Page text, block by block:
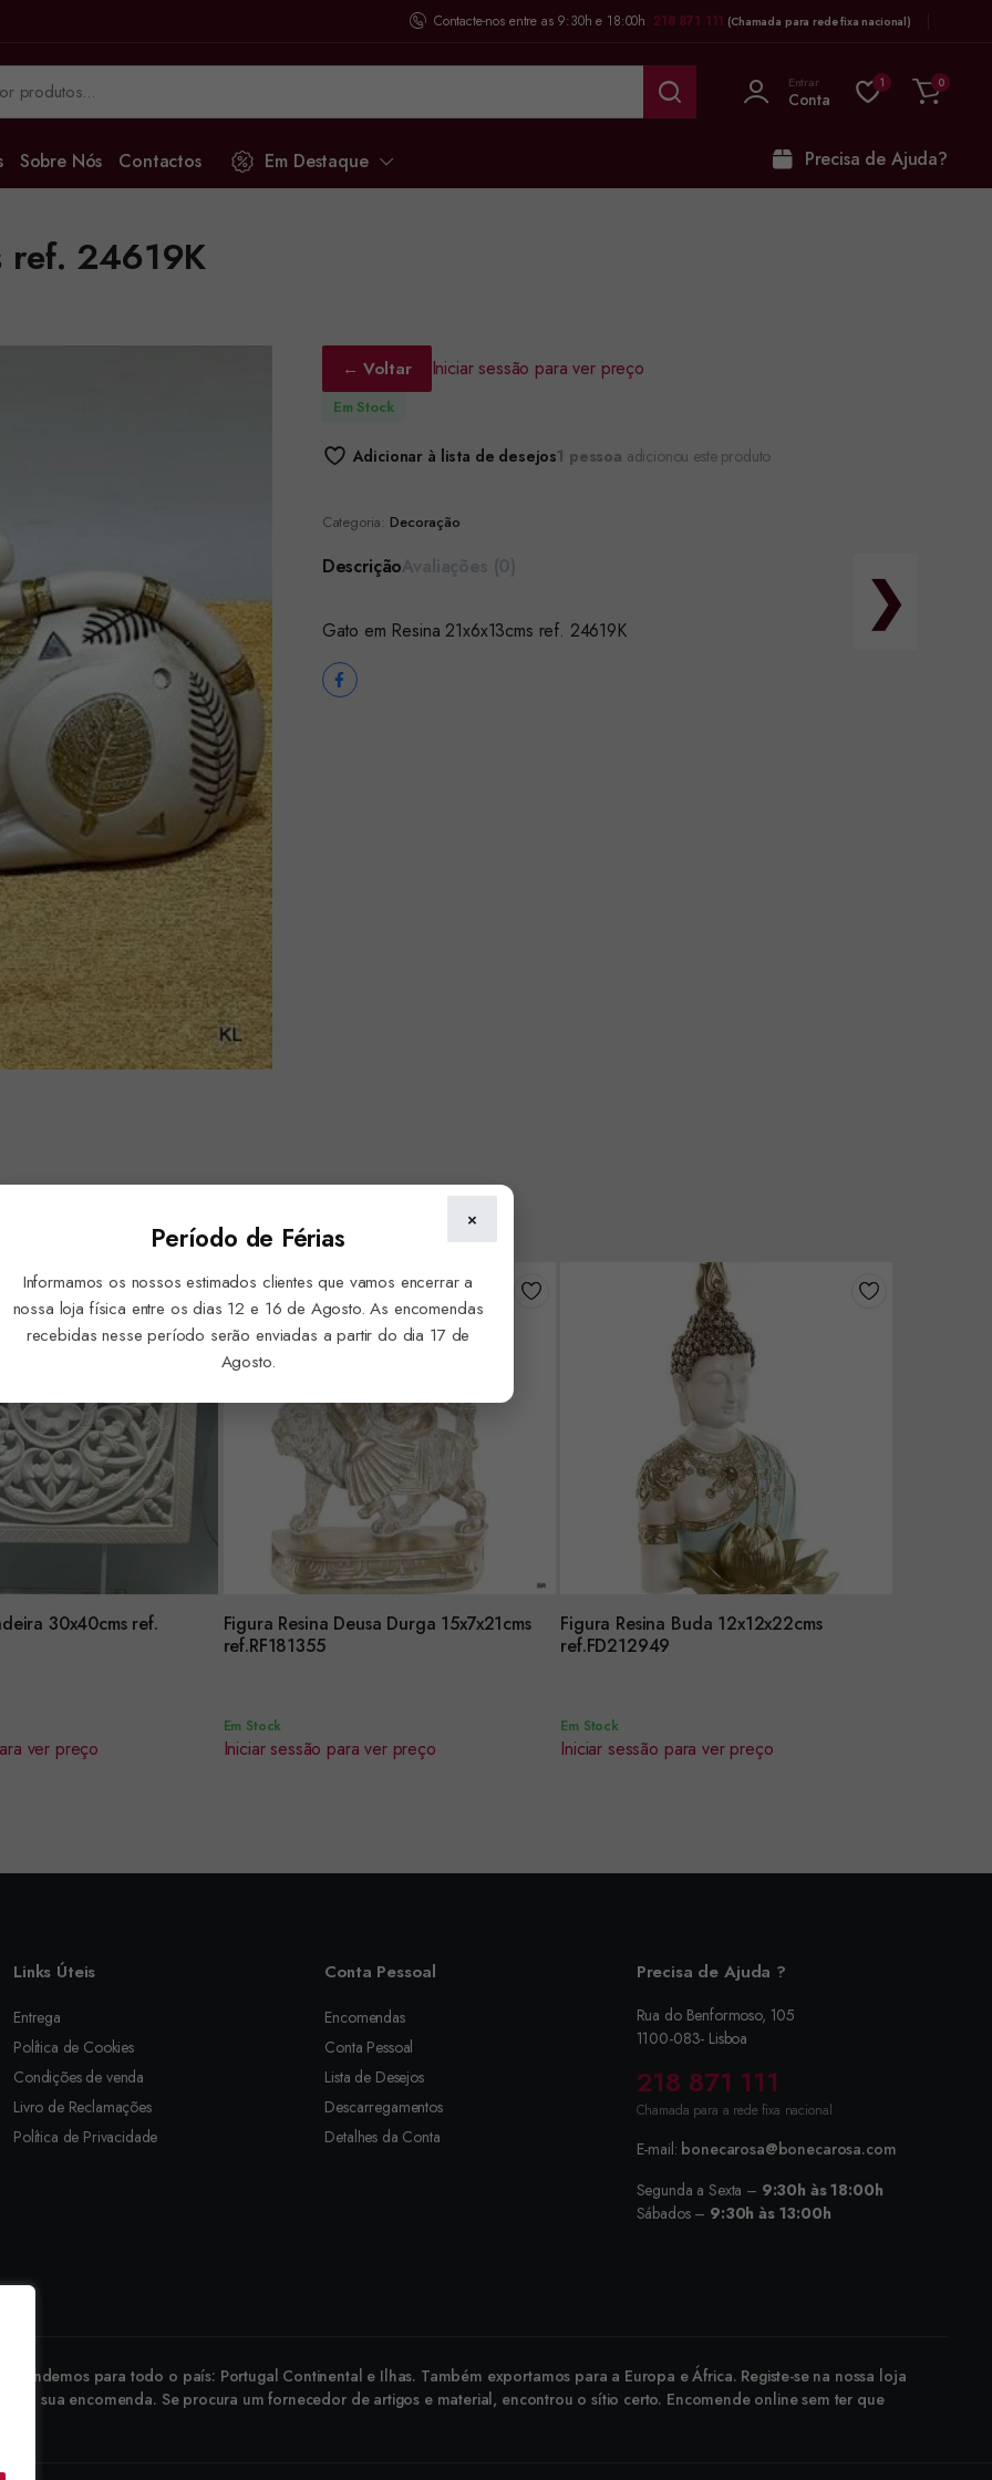
Contacte-nos entre as 9:30h e 18:00h 218 871 111 (Chamada para rede fixa nacional)
Entrar
Conta
1 0
Sobre Nós Contactos Em Destaque Precisa de Ajuda?
ref. 24619K
❯
← Voltar Iniciar sessão para ver preço
Em Stock
Adicionar à lista de desejos1 pessoa adicionou este produto
Categoria: Decoração
Descrição
Gato em Resina 21x6x13cms ref. 24619K
30x40cms ref.
ver preço
Figura Resina Deusa Durga 15x7x21cms
ref.RF181355
Encomendar
Em Stock
Iniciar sessão para ver preço
Figura Resina Buda 12x12x22cms
ref.FD212949
Encomendar
Em Stock
Iniciar sessão para ver preço
Links Úteis
Entrega
Política de Cookies
Condições de venda
Livro de Reclamações
Política de Privacidade
Conta Pessoal
Encomendas
Conta Pessoal
Lista de Desejos
Descarregamentos
Detalhes da Conta
Precisa de Ajuda ?
Rua do Benformoso, 105
1100-083- Lisboa
218 871 111
Chamada para a rede fixa nacional
E-mail: bonecarosa@bonecarosa.com
Segunda a Sexta – 9:30h às 18:00h
Sábados – 9:30h às 13:00h
para todo o país: Portugal Continental e Ilhas. Também exportamos para a Europa e África. Registe-se na nossa loja
a sua encomenda. Se procura um fornecedor de artigos e material, encontrou o sítio certo. Encomende online sem ter que
×
Período de Férias
Informamos os nossos estimados clientes que vamos encerrar a
nossa loja física entre os dias 12 e 16 de Agosto. As encomendas
recebidas nesse período serão enviadas a partir do dia 17 de
Agosto.